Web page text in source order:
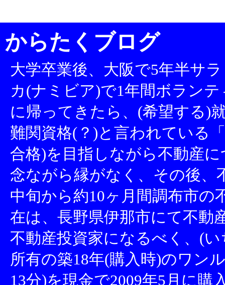
からたくブログ
大学卒業後、大阪で5年半サ
カ(ナミビア)で1年間ボラン
に帰ってきたら、(希望する)
難関資格(？)と言われている
合格)を目指しながら不動産
念ながら縁がなく、その後、
中旬から約10ヶ月間調布市の
在は、長野県伊那市にて不動
不動産投資家になるべく、(
所有の築18年(購入時)のワン
13分)を現金で2009年5月に購